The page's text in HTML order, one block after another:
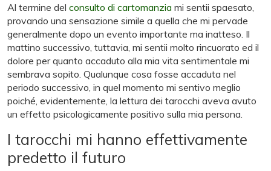
Al termine del consulto di cartomanzia mi sentii spaesato,
provando una sensazione simile a quella che mi pervade
generalmente dopo un evento importante ma inatteso. Il
mattino successivo, tuttavia, mi sentii molto rincuorato ed il
dolore per quanto accaduto alla mia vita sentimentale mi
sembrava sopito. Qualunque cosa fosse accaduta nel
periodo successivo, in quel momento mi sentivo meglio
poiché, evidentemente, la lettura dei tarocchi aveva avuto
un effetto psicologicamente positivo sulla mia persona.
I tarocchi mi hanno effettivamente
predetto il futuro